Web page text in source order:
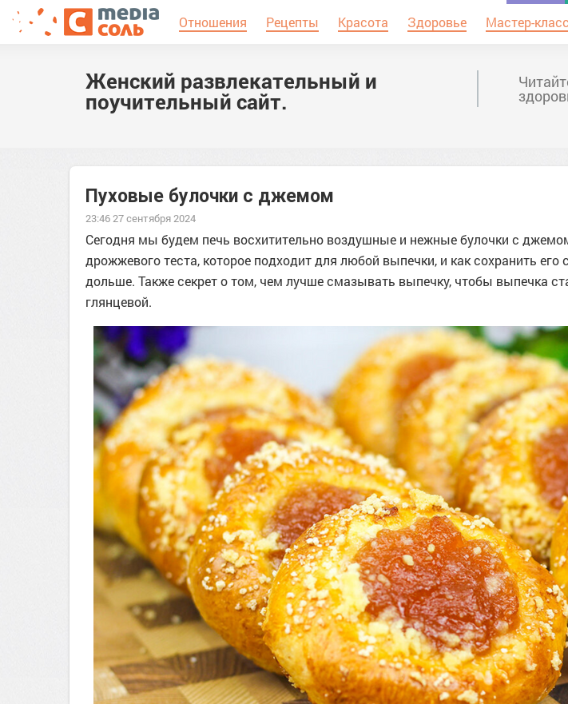
Отношения Рецепты Красота Здоровье Мастер-класс
Женский развлекательный и
поучительный сайт.
Пуховые булочки с джемом
23:46 27 сентября 2024
Сегодня мы будем печь восхитительно воздушные и нежные булочки с
дрожжевого теста, которое подходит для любой выпечки, и как сохранить
дольше. Также секрет о том, чем лучше смазывать выпечку, чтобы выпечка
глянцевой.